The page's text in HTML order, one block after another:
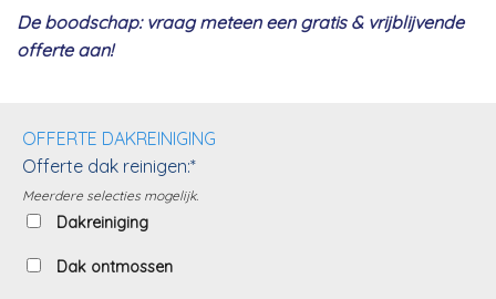
De boodschap: vraag meteen een gratis & vrijblijvende
offerte aan!
OFFERTE DAKREINIGING
Offerte dak reinigen:*
Meerdere selecties mogelijk.
Dakreiniging
Dak ontmossen